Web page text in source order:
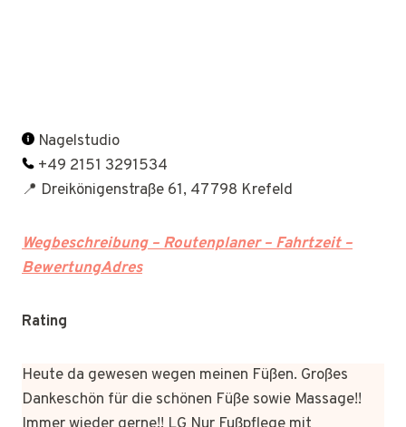
Nagelstudio
+49 2151 3291534
📍 Dreikönigenstraße 61, 47798 Krefeld
Wegbeschreibung – Routenplaner – Fahrtzeit –
BewertungAdres
Rating
Heute da gewesen wegen meinen Füßen. Großes
Dankeschön für die schönen Füße sowie Massage!!